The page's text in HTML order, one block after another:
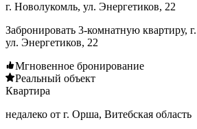
г. Новолукомль, ул. Энергетиков, 22
Забронировать 3-комнатную квартиру,
ул. Энергетиков, 22
Мгновенное бронирование
Реальный объект
Квартира
недалеко от г. Орша, Витебская область